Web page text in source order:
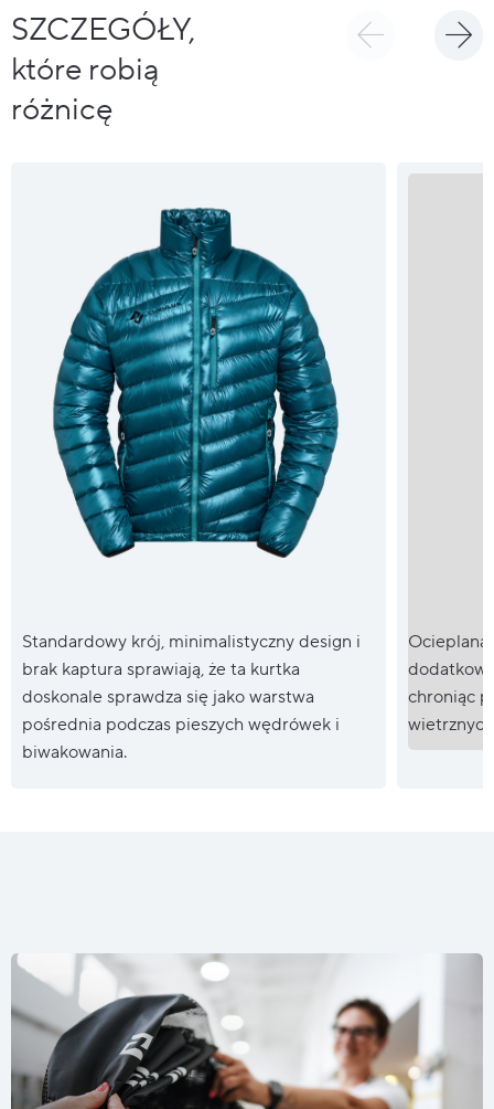
SZCZEGÓŁY,
które robią
różnicę
Standardowy krój, minimalistyczny design i
brak kaptura sprawiają, że ta kurtka
doskonale sprawdza się jako warstwa
pośrednia podczas pieszych wędrówek i
biwakowania.
Ocieplana
chroniąc